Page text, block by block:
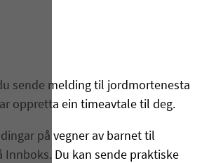
sende melding til jordmortenesta
oppretta ein timeavtale til deg.
på vegner av barnet til
Innboks. Du kan sende praktiske